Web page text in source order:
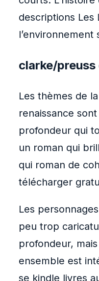
descriptions Les
clarke/
Les thèmes de
renaissance
profondeur qui
un roman qui
qui roman de
télécharger
Les
peu trop
profondeur,
ensemble est
se kindle livres